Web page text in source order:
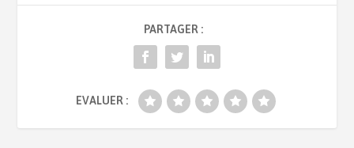
PARTAGER :
EVALUER :